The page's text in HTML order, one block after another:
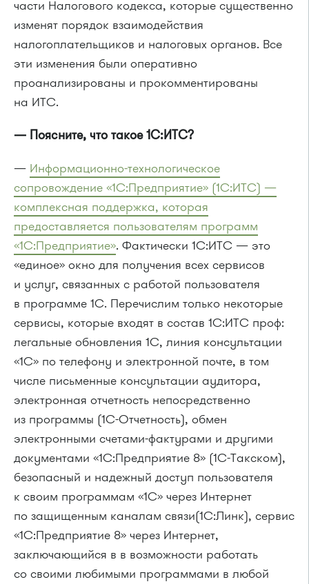
части Налогового кодекса, которые существенно
изменят порядок взаимодействия
налогоплательщиков и налоговых органов. Все
эти изменения были оперативно
проанализированы и прокомментированы
на ИТС.
— Поясните, что такое 1С:ИТС?
— Информационно-технологическое
сопровождение «1С:Предприятие» (1С:ИТС) —
комплексная поддержка, которая
предоставляется пользователям программ
«1С:Предприятие». Фактически 1С:ИТС — это
«единое» окно для получения всех сервисов
и услуг, связанных с работой пользователя
в программе 1С. Перечислим только некоторые
сервисы, которые входят в состав 1С:ИТС проф:
легальные обновления 1С, линия консультации
«1С» по телефону и электронной почте, в том
числе письменные консультации аудитора,
электронная отчетность непосредственно
из программы (1С-Отчетность), обмен
электронными счетами-фактурами и другими
документами «1С:Предприятие 8» (1С-Такском),
безопасный и надежный доступ пользователя
к своим программам «1С» через Интернет
по защищенным каналам связи(1С:Линк), сервис
«1С:Предприятие 8» через Интернет,
заключающийся в в возможности работать
со своими любимыми программами в любой